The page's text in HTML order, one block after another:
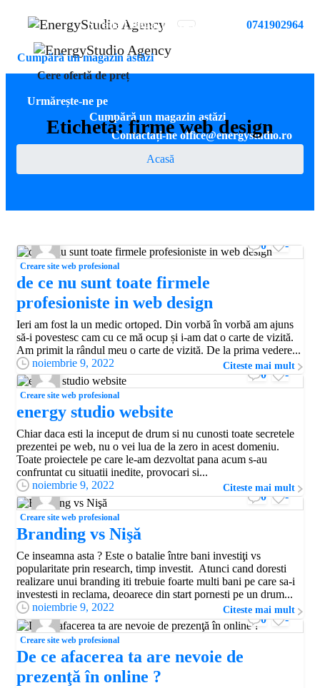
Strada Lungă, nr. 149, Brașov
0741902964
Cere ofertă de preț
Urmărește-ne pe
Cumpără un magazin astăzi
Contactați-ne office@energystudio.ro
Cumpără un magazin astăzi
Etichetă:firme web design
Acasă
0 -
Creare site web profesional
de ce nu sunt toate firmele
profesioniste in web design
Ieri am fost la un medic ortoped. Din vorbă în vorbă am ajuns
să-i povestesc cam cu ce mă ocup și i-am dat o carte de vizită.
Am primit la rândul meu o carte de vizită. De la prima vedere...
noiembrie 9, 2022
Citeste mai mult
0 -
Creare site web profesional
energy studio website
Chiar daca esti la inceput de drum si nu cunosti toate secretele
prezentei pe web, nu o vei lua de la zero in acest domeniu.
Toate proiectele pe care le-am dezvoltat pana acum s-au
confruntat cu situatii inedite, provocari si...
noiembrie 9, 2022
Citeste mai mult
0 -
Creare site web profesional
Branding vs Nişă
Ce inseamna asta ? Este o batalie între bani investiţi vs
popularitate prin research, timp investit. Atunci cand doresti
realizare unui branding iti trebuie foarte multi bani pe care sa-i
investesti in reclama, deoarece din start pornesti pe un drum...
noiembrie 9, 2022
Citeste mai mult
0 -
Creare site web profesional
De ce afacerea ta are nevoie de
prezenţă în online ?